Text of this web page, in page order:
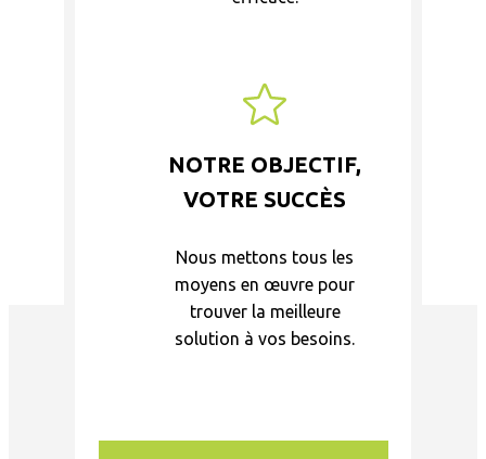
NOTRE OBJECTIF,
VOTRE SUCCÈS
Nous mettons tous les
moyens en œuvre pour
trouver la meilleure
solution à vos besoins.